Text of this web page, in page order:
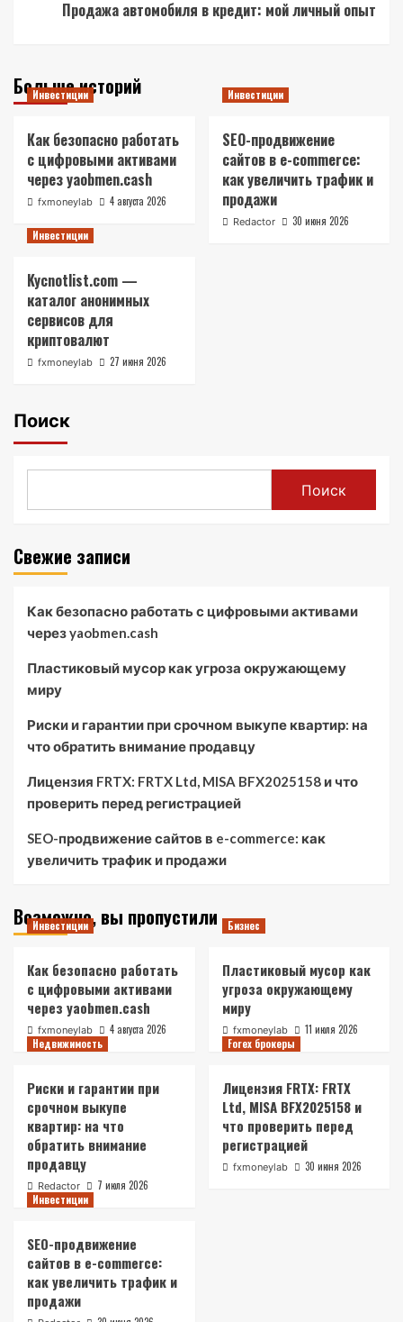
Продажа автомобиля в кредит: мой личный опыт
Больше историй
Инвестиции
Как безопасно работать
с цифровыми активами
через yaobmen.cash
fxmoneylab 4 августа 2026
Инвестиции
SEO-продвижение
сайтов в e-commerce:
как увеличить трафик и
продажи
Redactor
30 июня 2026
Инвестиции
Kycnotlist.com —
каталог анонимных
сервисов для
криптовалют
fxmoneylab 27 июня 2026
Поиск
Поиск
Свежие записи
Как безопасно работать с цифровыми активами
через yaobmen.cash
Пластиковый мусор как угроза окружающему
миру
Риски и гарантии при срочном выкупе квартир: на
что обратить внимание продавцу
Лицензия FRTX: FRTX Ltd, MISA BFX2025158 и что
проверить перед регистрацией
SEO-продвижение сайтов в e-commerce: как
увеличить трафик и продажи
Возможно, вы пропустили
Инвестиции
Как безопасно работать
с цифровыми активами
через yaobmen.cash
fxmoneylab 4 августа 2026
Бизнес
Пластиковый мусор как
угроза окружающему
миру
fxmoneylab
11 июля 2026
Недвижимость
Риски и гарантии при
срочном выкупе
квартир: на что
обратить внимание
продавцу
Redactor 7 июля 2026
Forex брокеры
Лицензия FRTX: FRTX
Ltd, MISA BFX2025158 и
что проверить перед
регистрацией
fxmoneylab 30 июня 2026
Инвестиции
SEO-продвижение
сайтов в e-commerce:
как увеличить трафик и
продажи